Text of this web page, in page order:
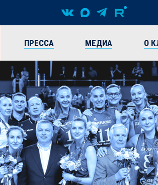
ПРЕССА МЕДИА О